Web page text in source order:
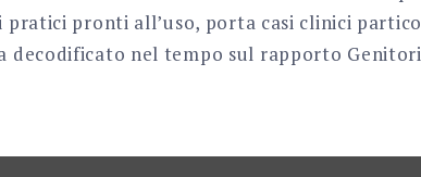
pratici pronti all’uso, porta casi clinici
decodificato nel tempo sul rapporto